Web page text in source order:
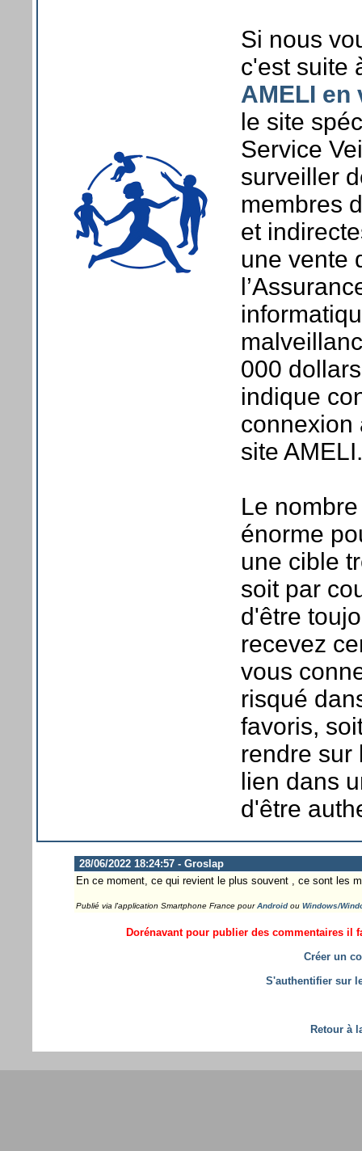
Si nous
c'est suite
AMELI en
le site
Service
surveiller
membres
et
une vente
000
indique
connexion
site
Le
énorme
une cible
soit par
d'être
recevez
vous
risqué
favoris,
rendre sur
lien dans
d'être
28/06/2022 18:24:57 - Groslap
En ce moment, ce qui revient le plus souvent , ce sont les
Publié via l'application Smartphone France pourAndroidou Windows/
Dorénavant pour publier des commentaires il
Créer un
S'authentifier sur
Retour à